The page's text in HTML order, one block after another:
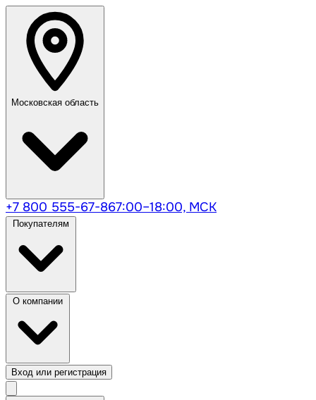
Московская область
+7 800 555-67-867:00–18:00, МСК
Вход или регистрация